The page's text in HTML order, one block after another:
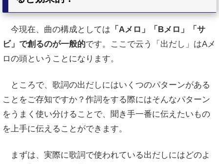
今現在、曲の構成としては 「Aメロ」「Bメロ」「サ
ビ」で創るのが一般的です。
ここで云う「出だし」はAメ
ロの頭という こと になります。
ところで、歌詞の出だしにはいくつのパターンがある
ことをご存知ですか？作詞をする際にはそんなパターン
をうまく使い分けることで、聞き手一番に伝えたいもの
を上手に伝えることができます。
まずは、実際に歌詞で使われている出だしにはどのよ